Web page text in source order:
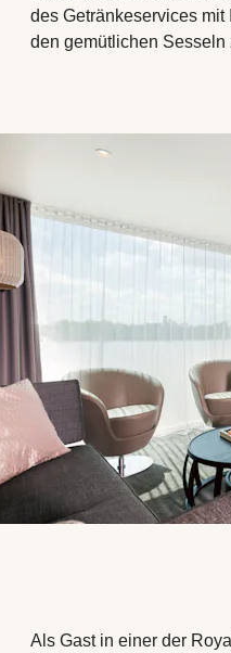
des Getränkeservices
den gemütlichen Sesseln
Als Gast in einer der